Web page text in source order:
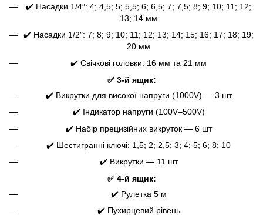
✔️ Насадки 1/4″: 4; 4,5; 5; 5,5; 6; 6,5; 7; 7,5; 8; 9; 10; 11; 12;
13; 14 мм
✔️ Насадки 1/2″: 7; 8; 9; 10; 11; 12; 13; 14; 15; 16; 17; 18; 19;
20 мм
✔️ Свічкові головки: 16 мм та 21 мм
✅ 3-й ящик:
✔️ Викрутки для високої напруги (1000V) — 3 шт
✔️ Індикатор напруги (100V–500V)
✔️ Набір прецизійних викруток — 6 шт
✔️ Шестигранні ключі: 1,5; 2; 2,5; 3; 4; 5; 6; 8; 10
✔️ Викрутки — 11 шт
✅ 4-й ящик:
✔️ Рулетка 5 м
✔️ Пухирцевий рівень